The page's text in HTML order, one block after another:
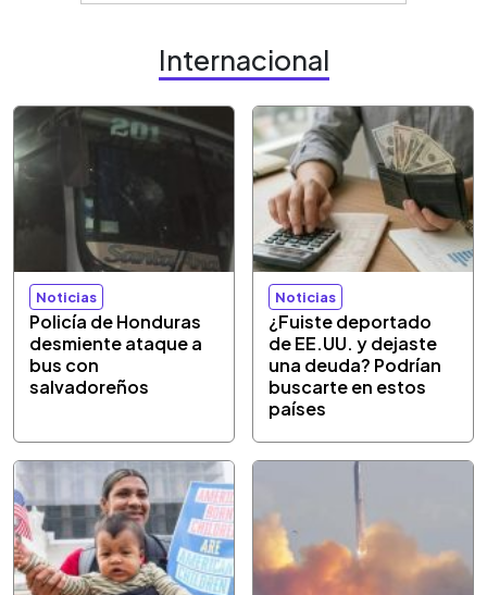
Internacional
Noticias
Policía de Honduras
desmiente ataque a
bus con
salvadoreños
Noticias
¿Fuiste deportado
de EE.UU. y dejaste
una deuda? Podrían
buscarte en estos
países